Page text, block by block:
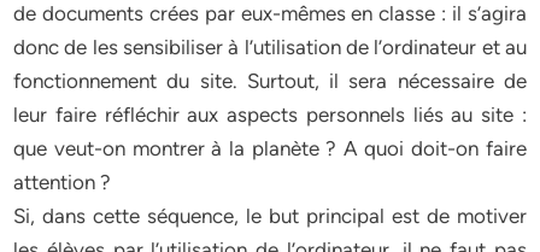
de documents crées par eux-mêmes en classe : il s’agira
donc de les sensibiliser à l’utilisation de l’ordinateur et au
fonctionnement du site. Surtout, il sera nécessaire de
leur faire réfléchir aux aspects personnels liés au site :
que veut-on montrer à la planète ? A quoi doit-on faire
attention ?
Si, dans cette séquence, le but principal est de motiver